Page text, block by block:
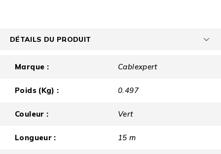
DÉTAILS DU PRODUIT
Marque : Cablexpert
Poids (Kg) : 0.497
Couleur : Vert
Longueur : 15 m